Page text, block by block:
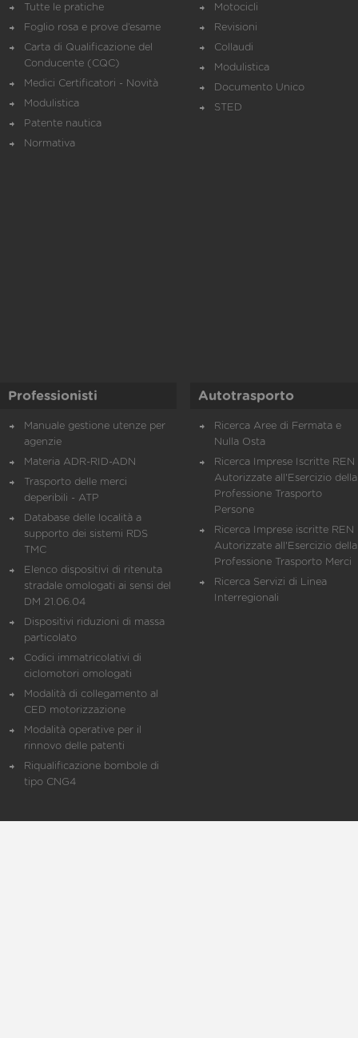
Tutte le pratiche
Foglio rosa e prove d’esame
Carta di Qualificazione del
Conducente (CQC)
Medici Certificatori - Novità
Modulistica
Patente nautica
Normativa
Motocicli
Revisioni
Collaudi
Modulistica
Documento Unico
STED
Professionisti
Manuale gestione utenze per
agenzie
Materia ADR-RID-ADN
Trasporto delle merci
deperibili - ATP
Database delle località a
supporto dei sistemi RDS
TMC
Elenco dispositivi di ritenuta
stradale omologati ai sensi del
DM 21.06.04
Dispositivi riduzioni di massa
particolato
Codici immatricolativi di
ciclomotori omologati
Modalità di collegamento al
CED motorizzazione
Modalità operative per il
rinnovo delle patenti
Riqualificazione bombole di
tipo CNG4
Autotrasporto
Ricerca Aree di Fermata e
Nulla Osta
Ricerca Imprese Iscritte REN
Autorizzate all'Esercizio della
Professione Trasporto
Persone
Ricerca Imprese iscritte REN
Autorizzate all'Esercizio della
Professione Trasporto Merci
Ricerca Servizi di Linea
Interregionali